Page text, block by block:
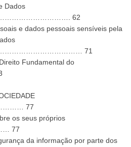
Dados
62
e dados pessoais sensíveis pela
71
Fundamental do
77
os seus próprios
77
da informação por parte dos